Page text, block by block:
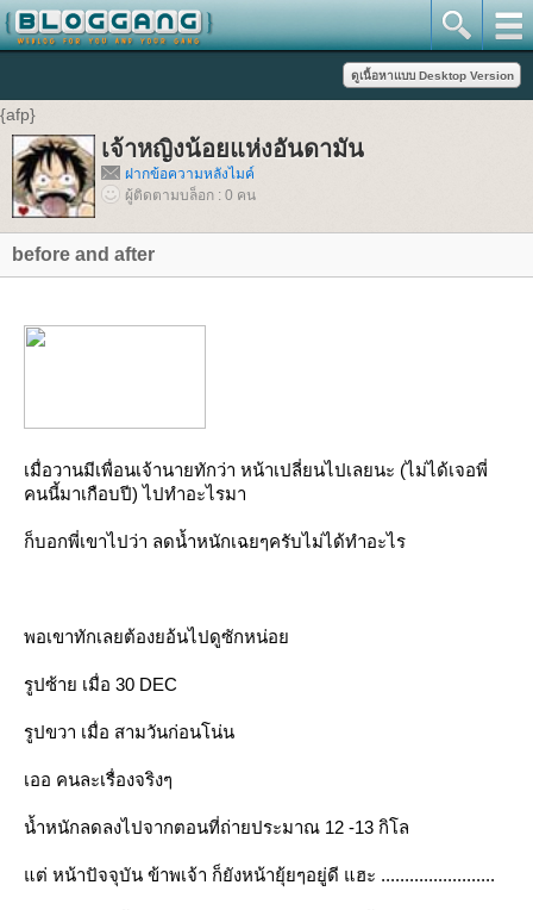
{afp}
เจ้าหญิงน้อยแห่งอันดามัน
ฝากข้อความหลังไมค์
ผู้ติดตามบล็อก : 0 คน
before and after
เมื่อวานมีเพื่อนเจ้านายทักว่า หน้าเปลี่ยนไปเลยนะ (ไม่ได้เจอพี่
คนนี้มาเกือบปี) ไปทำอะไรมา
ก็บอกพี่เขาไปว่า ลดน้ำหนักเฉยๆครับไม่ได้ทำอะไร
พอเขาทักเลยต้องยอ้นไปดูซักหน่อย
รูปซ้าย เมื่อ 30 DEC
รูปขวา เมื่อ สามวันก่อนโน่น
เออ คนละเรื่องจริงๆ
น้ำหนักลดลงไปจากตอนที่ถ่ายประมาณ 12 -13 กิโล
แต่ หน้าปัจจุบัน ข้าพเจ้า ก็ยังหน้ายุ้ยๆอยู่ดี แฮะ ........................